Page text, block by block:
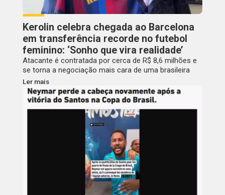
Kerolin celebra chegada ao Barcelona
em transferência recorde no futebol
feminino: ‘Sonho que vira realidade’
Atacante é contratada por cerca de R$ 8,6 milhões e
se torna a negociação mais cara de uma brasileira
Ler mais